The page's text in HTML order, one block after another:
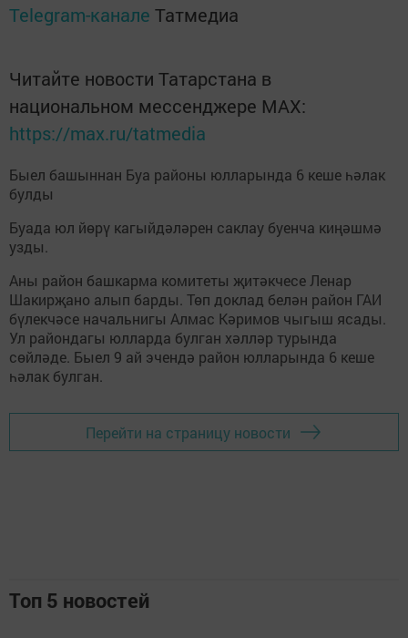
Telegram-канале Татмедиа
Читайте новости Татарстана в
национальном мессенджере MАХ:
https://max.ru/tatmedia
Быел башыннан Буа районы юлларында 6 кеше һәлак
булды
Буада юл йөрү кагыйдәләрен саклау буенча киңәшмә
узды.
Аны район башкарма комитеты җитәкчесе Ленар
Шакирҗано алып барды. Төп доклад белән район ГАИ
бүлекчәсе начальнигы Алмас Кәримов чыгыш ясады.
Ул райондагы юлларда булган хәлләр турында
сөйләде. Быел 9 ай эчендә район юлларында 6 кеше
һәлак булган.
Перейти на страницу новости
Топ 5 новостей